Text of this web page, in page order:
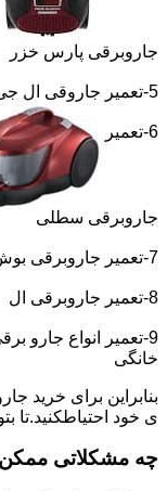
جاروبرقی پارس خزر
5-تعمیر جاروقی ال جی
6-تعمیر
جاروبرقی سطلی
7-تعمیر جاروبرقی بوش
8-تعمیر جاروبرقی ال
9-تعمیر انواع جارو
خانگی
بنابراین برای خرید
ی خود احتیاطکنید.تا
چه مشکلاتی ممکن